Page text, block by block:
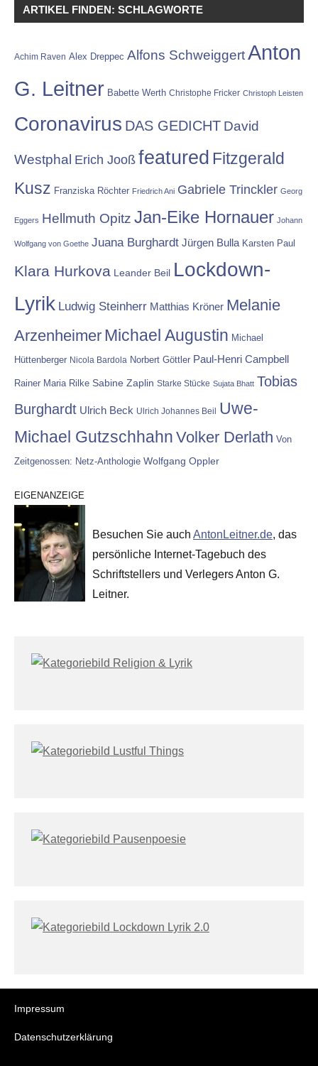
ARTIKEL FINDEN: SCHLAGWORTE
Achim Raven Alex Dreppec Alfons SchweiggertAnton
G. Leitner Babette Werth Christophe Fricker Christoph Leisten
Coronavirus DAS GEDICHT David
Westphal Erich Jooß featured Fitzgerald
Kusz Franziska Röchter Friedrich Ani Gabriele Trinckler Georg
Eggers Hellmuth Opitz Jan-Eike Hornauer Johann
Wolfgang von Goethe Juana Burghardt Jürgen Bulla Karsten Paul
Klara Hurkova Leander Beil Lockdown-
Lyrik Ludwig Steinherr Matthias Kröner Melanie
Arzenheimer Michael Augustin Michael
Hüttenberger Nicola Bardola Norbert Göttler Paul-Henri Campbell
Rainer Maria Rilke Sabine Zaplin Starke Stücke Sujata Bhatt Tobias
Burghardt Ulrich Beck Ulrich Johannes Beil Uwe-
Michael Gutzschhahn Volker Derlath Von
Zeitgenossen: Netz-Anthologie Wolfgang Oppler
EIGENANZEIGE
Besuchen Sie auch AntonLeitner.de, das
persönliche Internet-Tagebuch des
Schriftstellers und Verlegers Anton G.
Leitner.
Impressum
Datenschutzerklärung